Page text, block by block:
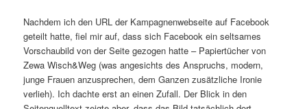
Nachdem ich den URL der Kampagnenwebseite auf Facebook
geteilt hatte, fiel mir auf, dass sich Facebook ein seltsames
Vorschaubild von der Seite gezogen hatte – Papiertücher von
Zewa Wisch&Weg (was angesichts des Anspruchs, modern,
junge Frauen anzusprechen, dem Ganzen zusätzliche Ironie
verlieh). Ich dachte erst an einen Zufall. Der Blick in den